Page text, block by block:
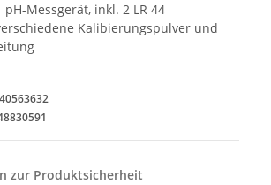
pH-Messgerät, inkl. 2 LR 44
Kalibierungspulver und
zur Produktsicherheit